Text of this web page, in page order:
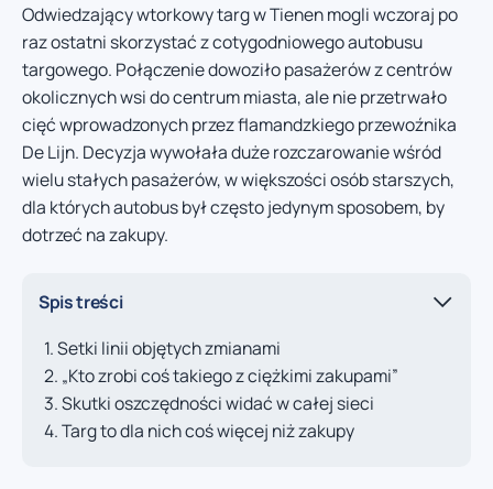
Odwiedzający wtorkowy targ w Tienen mogli wczoraj po
raz ostatni skorzystać z cotygodniowego autobusu
targowego. Połączenie dowoziło pasażerów z centrów
okolicznych wsi do centrum miasta, ale nie przetrwało
cięć wprowadzonych przez flamandzkiego przewoźnika
De Lijn. Decyzja wywołała duże rozczarowanie wśród
wielu stałych pasażerów, w większości osób starszych,
dla których autobus był często jedynym sposobem, by
dotrzeć na zakupy.
Spis treści
Setki linii objętych zmianami
„Kto zrobi coś takiego z ciężkimi zakupami”
Skutki oszczędności widać w całej sieci
Targ to dla nich coś więcej niż zakupy